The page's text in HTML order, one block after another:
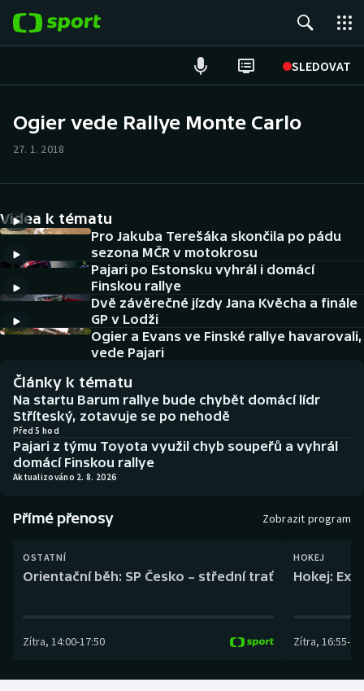
SLEDOVAT
Hokej
Tenis
Atletika
Cyklistika
DALŠÍ SPORTY
Americký fotbal
Baseball a softbal
Basketbal
Biatlon
Curling
Florbal
NEPŘEHLÉDNĚTE
Soutěže
Historické návraty
Aplikace ČT sport
Ogier vede Rallye Monte Carlo
27. 1. 2018
Videa k tématu
Pro Jakuba Terešáka skončila po pádu
sezona MČR v motokrosu
Pajari po Estonsku vyhrál i domácí
Finskou rallye
Dvě závěrečné jízdy Jana Kvěcha a finále
GP v Lodži
Ogier a Evans ve Finské rallye havarovali,
vede Pajari
Články k tématu
Na startu Barum rallye bude chybět domácí lídr
Stříteský, zotavuje se po nehodě
Před 5 hod
Pajari z týmu Toyota využil chyb soupeřů a vyhrál
domácí Finskou rallye
Aktualizováno 2. 8. 2026
Přímé přenosy Zobrazit program
OSTATNÍ
Orientační běh: SP Česko – střední trať
Zítra, 14:00-17:50
HOKEJ
Hokej:
Zítra, 16:55-